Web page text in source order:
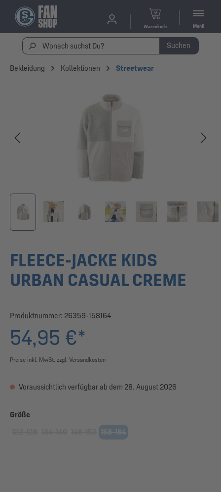
Warenkorb Menü
Suchen
Bekleidung Kollektionen Streetwear
FLEECE-JACKE KIDS
URBAN CASUAL CREME
Produktnummer: 26359-158164
54,95 €*
Preise inkl. MwSt. zzgl. Versandkosten
Voraussichtlich verfügbar ab dem 28. August 2026
Größe
(Diese Option ist zurzeit nicht verfügbar.)
(Diese Option ist zurzeit nicht verfügbar.)
(Diese Option ist zurzeit nicht verfügbar.)
158-164
(Diese Option ist zurzeit nicht